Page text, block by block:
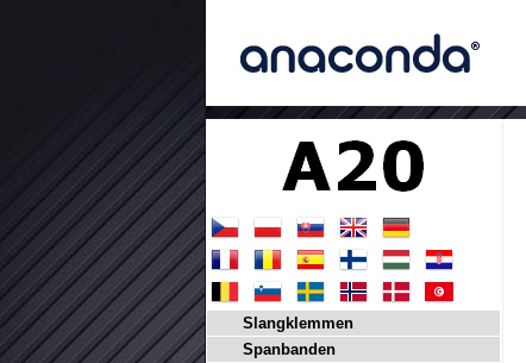
Slangklemmen
Spanbanden